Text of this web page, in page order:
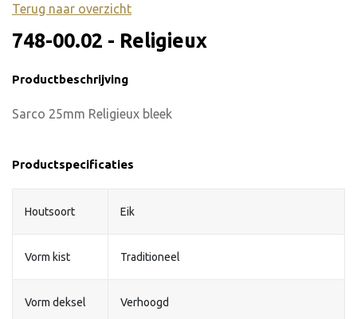
Terug naar overzicht
748-00.02 - Religieux
Productbeschrijving
Sarco 25mm Religieux bleek
Productspecificaties
Houtsoort Eik
Vorm kist Traditioneel
Vorm deksel Verhoogd